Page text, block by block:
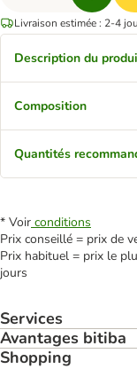
Livraison estimée : 2-4
Description du
Composition
Quantités
* Voir conditions
Prix conseillé = prix de
Prix habituel = prix le
jours
Services
Avantages bitiba
Shopping